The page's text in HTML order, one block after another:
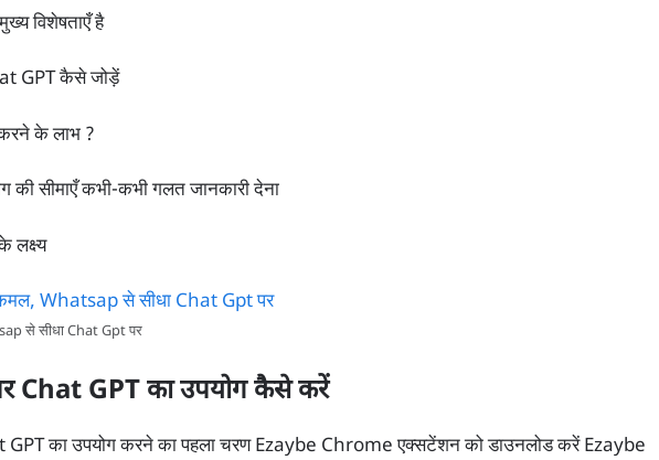
विशेषताएँ है
GPT कैसे जोड़ें
के लाभ ?
सीमाएँ कभी-कभी गलत जानकारी देना
लक्ष्य
से सीधा Chat Gpt पर
Chat GPT का उपयोग कैसे करें
का उपयोग करने का पहला चरण Ezaybe Chrome एक्सटेंशन को डाउनलोड करें Ezaybe